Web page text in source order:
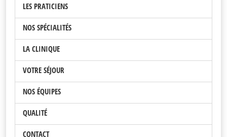
LES PRATICIENS
NOS SPÉCIALITÉS
LA CLINIQUE
VOTRE SÉJOUR
NOS ÉQUIPES
QUALITÉ
CONTACT